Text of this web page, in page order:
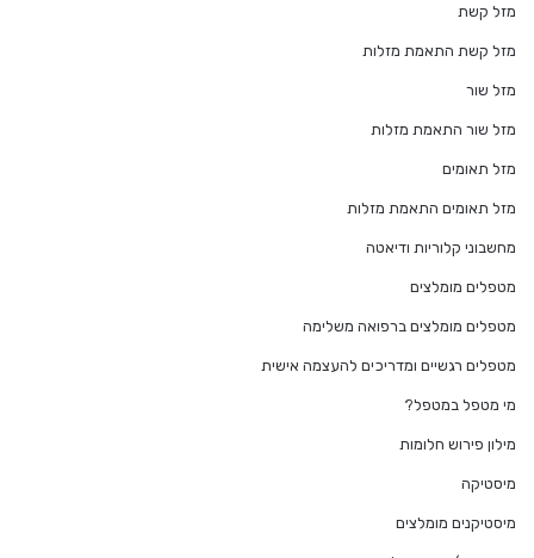
מזל קשת
מזל קשת התאמת מזלות
מזל שור
מזל שור התאמת מזלות
מזל תאומים
מזל תאומים התאמת מזלות
מחשבוני קלוריות ודיאטה
מטפלים מומלצים
מטפלים מומלצים ברפואה משלימה
מטפלים רגשיים ומדריכים להעצמה אישית
מי מטפל במטפל?
מילון פירוש חלומות
מיסטיקה
מיסטיקנים מומלצים